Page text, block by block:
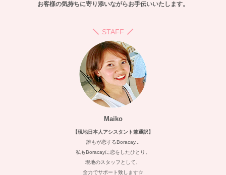
お客様の気持ちに寄り添いながらお手伝いいたします。
STAFF
Maiko
【現地日本人アシスタント兼通訳】
誰もが恋するBoracay...
私もBoracayに恋をしたひとり。
現地のスタッフとして、
全力でサポート致します☆